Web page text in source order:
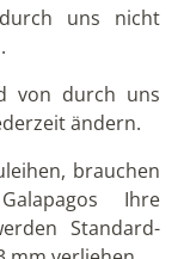
uns nicht
von durch uns
ändern.
brauchen
Ihre
Standard-